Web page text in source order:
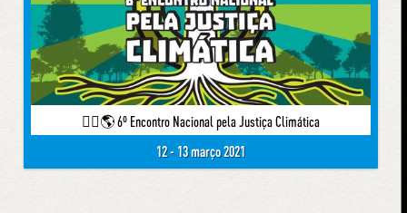
✊🏽🌎 6º Encontro Nacional pela Justiça Climática
12 - 13 março 2021